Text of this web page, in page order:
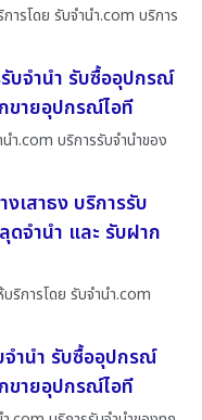
ารโดย รับจํานํา.com บริการ
บจำนำ รับซื้ออุปกรณ์
ขายอุปกรณ์ไอที
า.com บริการรับจำนำของ
เสาธง บริการรับ
จำนำ และ รับฝาก
ริการโดย รับจํานํา.com
ำนำ รับซื้ออุปกรณ์
ขายอุปกรณ์ไอที